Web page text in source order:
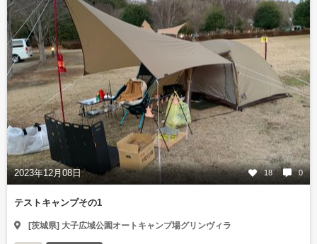
2023年12月08日 18 0
テストキャンプその1
[茨城県] 大子広域公園オートキャンプ場グリンヴィラ